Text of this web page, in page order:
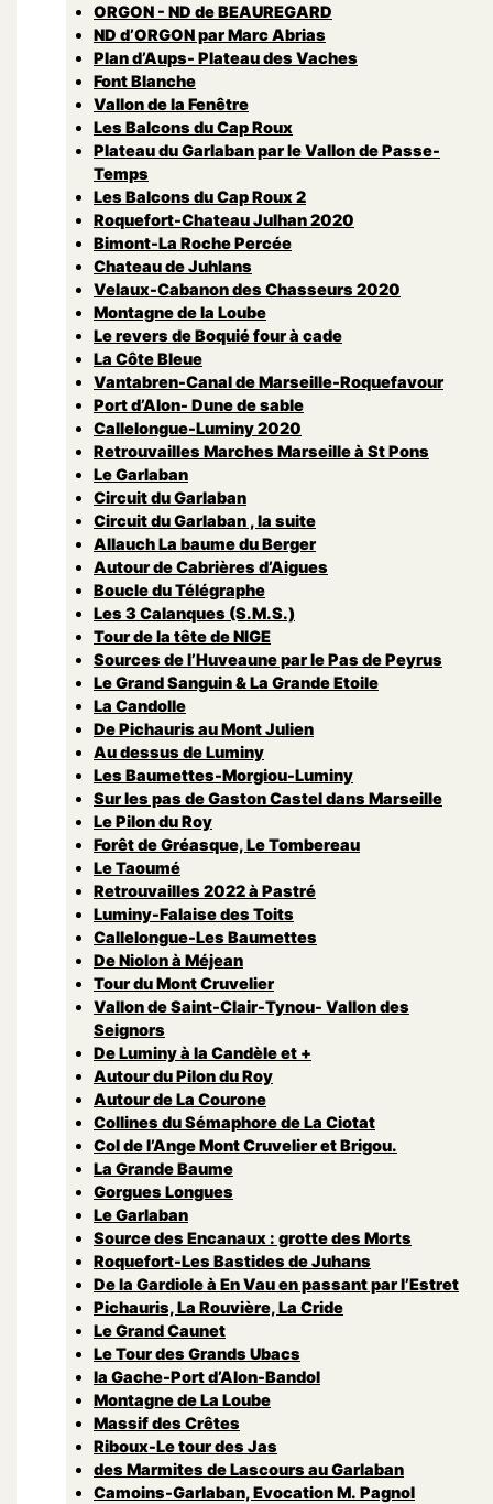
ORGON - ND de BEAUREGARD
ND d’ORGON par Marc Abrias
Plan d’Aups- Plateau des Vaches
Font Blanche
Vallon de la Fenêtre
Les Balcons du Cap Roux
Plateau du Garlaban par le Vallon de Passe-
Temps
Les Balcons du Cap Roux 2
Roquefort-Chateau Julhan 2020
Bimont-La Roche Percée
Chateau de Juhlans
Velaux-Cabanon des Chasseurs 2020
Montagne de la Loube
Le revers de Boquié four à cade
La Côte Bleue
Vantabren-Canal de Marseille-Roquefavour
Port d’Alon- Dune de sable
Callelongue-Luminy 2020
Retrouvailles Marches Marseille à St Pons
Le Garlaban
Circuit du Garlaban
Circuit du Garlaban , la suite
Allauch La baume du Berger
Autour de Cabrières d’Aigues
Boucle du Télégraphe
Les 3 Calanques (S.M.S.)
Tour de la tête de NIGE
Sources de l’Huveaune par le Pas de Peyrus
Le Grand Sanguin & La Grande Etoile
La Candolle
De Pichauris au Mont Julien
Au dessus de Luminy
Les Baumettes-Morgiou-Luminy
Sur les pas de Gaston Castel dans Marseille
Le Pilon du Roy
Forêt de Gréasque, Le Tombereau
Le Taoumé
Retrouvailles 2022 à Pastré
Luminy-Falaise des Toits
Callelongue-Les Baumettes
De Niolon à Méjean
Tour du Mont Cruvelier
Vallon de Saint-Clair-Tynou- Vallon des
Seignors
De Luminy à la Candèle et +
Autour du Pilon du Roy
Autour de La Courone
Collines du Sémaphore de La Ciotat
Col de l’Ange Mont Cruvelier et Brigou.
La Grande Baume
Gorgues Longues
Le Garlaban
Source des Encanaux : grotte des Morts
Roquefort-Les Bastides de Juhans
De la Gardiole à En Vau en passant par l’Estret
Pichauris, La Rouvière, La Cride
Le Grand Caunet
Le Tour des Grands Ubacs
la Gache-Port d’Alon-Bandol
Montagne de La Loube
Massif des Crêtes
Riboux-Le tour des Jas
des Marmites de Lascours au Garlaban
Camoins-Garlaban, Evocation M. Pagnol